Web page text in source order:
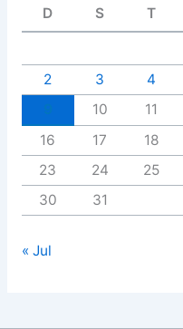
D S T
2
3 4
10 11
16
17 18
23
24 25
30
31
« Jul